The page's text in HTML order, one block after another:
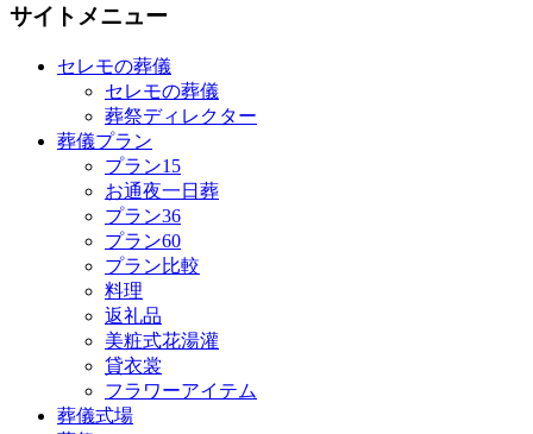
サイトメニュー
セレモの葬儀
セレモの葬儀
葬祭ディレクター
葬儀プラン
プラン15
お通夜一日葬
プラン36
プラン60
プラン比較
料理
返礼品
美粧式花湯灌
貸衣裳
フラワーアイテム
葬儀式場